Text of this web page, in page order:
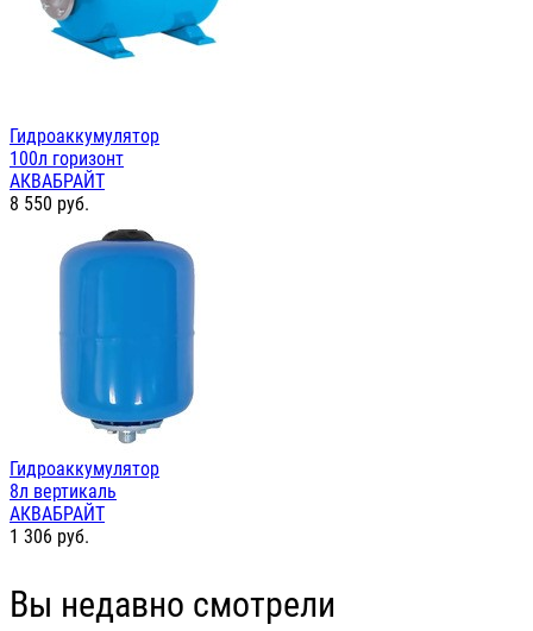
Гидроаккумулятор
100л горизонт
АКВАБРАЙТ
8 550 руб.
Гидроаккумулятор
8л вертикаль
АКВАБРАЙТ
1 306 руб.
Вы недавно смотрели